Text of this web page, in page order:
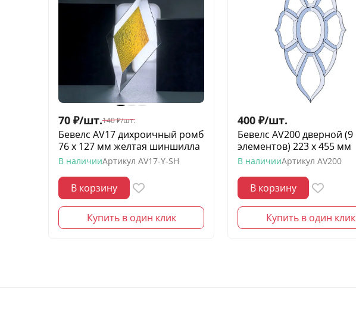
70 ₽/шт.140 ₽/шт.
Бевелс AV17 дихроичный ромб
76 х 127 мм желтая шиншилла
В наличииАртикул AV17-Y-SH
В корзину
Купить в один клик
400 ₽/шт.
Бевелс AV200 дверной (9
элементов) 223 х 455 мм
В наличииАртикул AV200
В корзину
Купить в один клик